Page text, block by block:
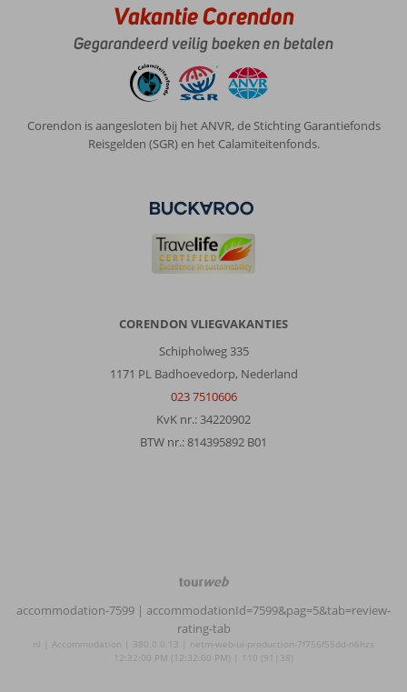
Vakantie Corendon
Gegarandeerd veilig boeken en betalen
Corendon is aangesloten bij het ANVR, de Stichting Garantiefonds
Reisgelden (SGR) en het Calamiteitenfonds.
CORENDON VLIEGVAKANTIES
Schipholweg 335
1171 PL Badhoevedorp, Nederland
023 7510606
KvK nr.: 34220902
BTW nr.: 814395892 B01
TourWeb
©
NetMatch
accommodation-7599 | accommodationId=7599&pag=5&tab=review-
rating-tab
nl | Accommodation | 380.0.0.13 | netm-web-ui-production-7f756f55dd-n6hzs
12:32:00 PM (12:32:00 PM) | 110 (91|38)